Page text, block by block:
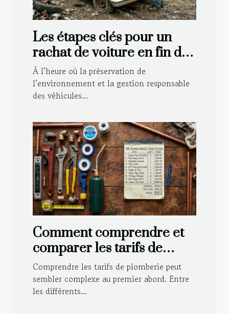
Les étapes clés pour un
rachat de voiture en fin de
vie
À l’heure où la préservation de
l’environnement et la gestion responsable
des véhicules...
Comment comprendre et
comparer les tarifs de
plomberie ?
Comprendre les tarifs de plomberie peut
sembler complexe au premier abord. Entre
les différents...